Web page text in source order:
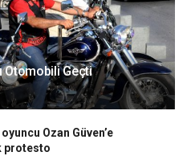
Otomobili Geçti
Ozan Güven’e
protesto